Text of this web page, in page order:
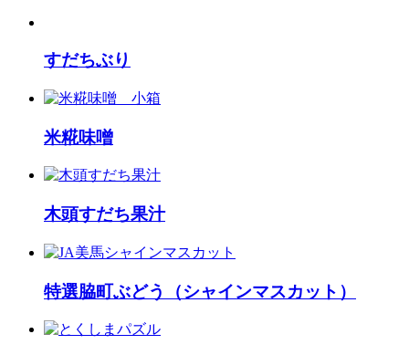
すだちぶり
米糀味噌
木頭すだち果汁
特選脇町ぶどう（シャインマスカット）